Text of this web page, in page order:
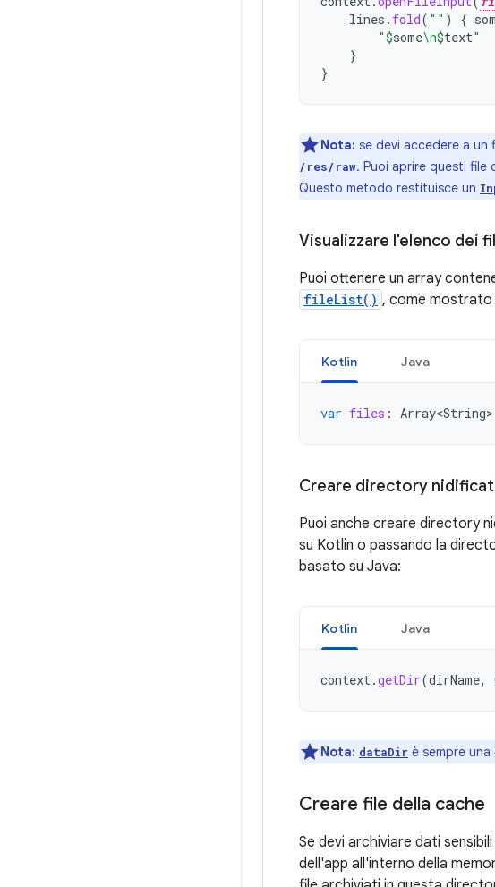
lines . fold( "" ) {
"$some\n$text"
}
}
Nota: se devi accedere a un
/res/raw. Puoi aprire questi file
Questo metodo restituisce un
Visualizzare l'elenco dei
Puoi ottenere un array
fileList() , come mostrato
Kotlin Java
var files : Array<String>
Creare directory
Puoi anche creare directory
su Kotlin o passando la
basato su Java:
Kotlin Java
context.getDir(dirName,
Nota: dataDir è sempre
Creare file della cache
Se devi archiviare dati
dell'app all'interno della